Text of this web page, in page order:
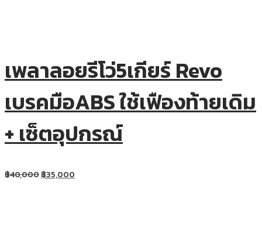
เพลาลอยรีโว่5เกียร์ Revo
เบรคมือABS ใช้เฟืองท้ายเดิม
+ เซ็ตอุปกรณ์
฿40,000฿35,000